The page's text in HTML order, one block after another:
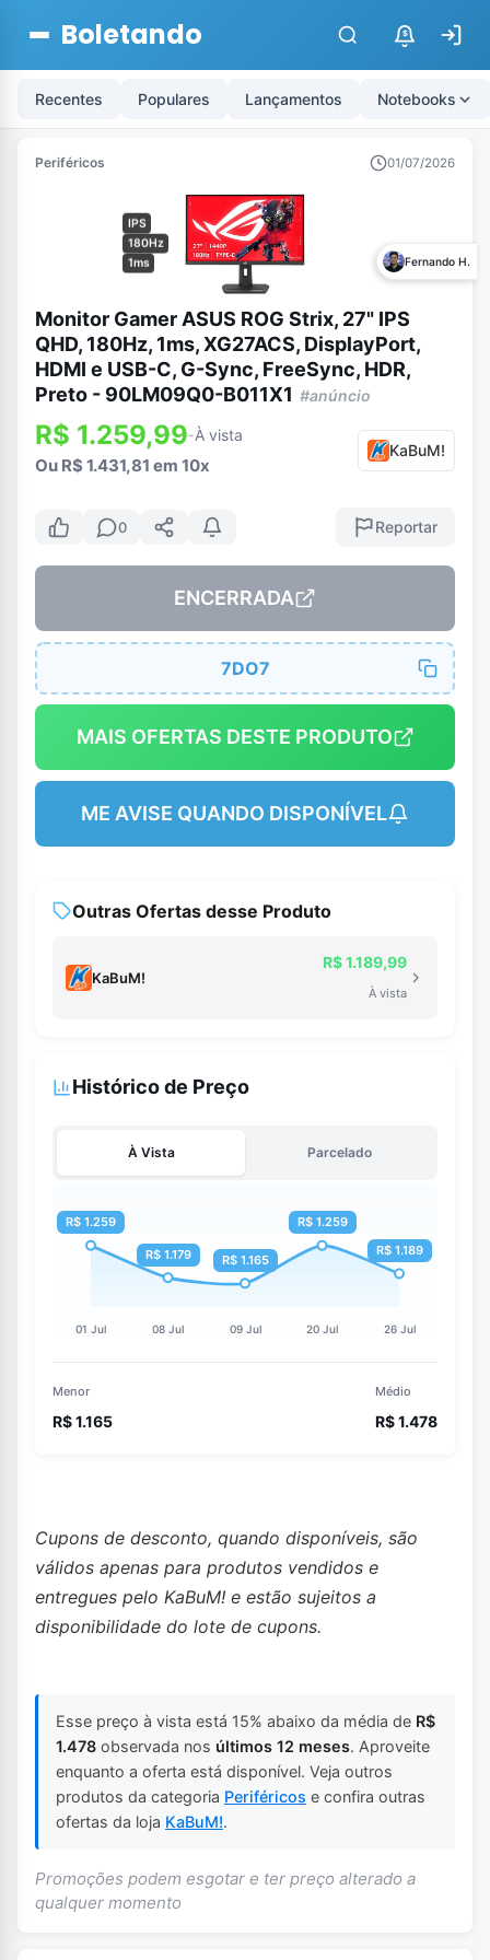
Boletando $
Recentes Populares Lançamentos Notebooks
Periféricos 01/07/2026
IPS
180Hz
1ms
Fernando H.
Monitor Gamer ASUS ROG Strix, 27" IPS
QHD, 180Hz, 1ms, XG27ACS, DisplayPort,
HDMI e USB-C, G-Sync, FreeSync, HDR,
Preto - 90LM09Q0-B011X1 #anúncio
R$ 1.259,99-À vista
Ou R$ 1.431,81 em 10x
KaBuM!
0 Reportar
ENCERRADA
7DO7
MAIS OFERTAS DESTE PRODUTO
ME AVISE QUANDO DISPONÍVEL
Outras Ofertas desse Produto
KaBuM!
R$ 1.189,99
À vista
Histórico de Preço
À Vista Parcelado
Menor
R$ 1.165
Médio
R$ 1.478
Cupons de desconto, quando disponíveis, são
válidos apenas para produtos vendidos e
entregues pelo KaBuM! e estão sujeitos a
disponibilidade do lote de cupons.
Esse preço à vista está 15% abaixo da média de R$
1.478 observada nos últimos 12 meses. Aproveite
enquanto a oferta está disponível. Veja outros
produtos da categoria Periféricos e confira outras
ofertas da loja KaBuM!.
Promoções podem esgotar e ter preço alterado a
qualquer momento